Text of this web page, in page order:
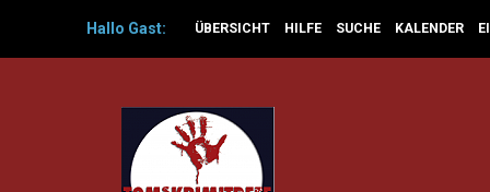
Hallo Gast: ÜBERSICHT HILFE SUCHE KALENDER